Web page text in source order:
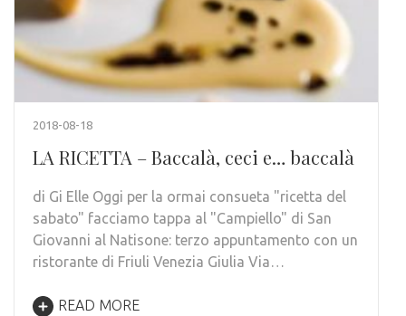
2018-08-18
LA RICETTA – Baccalà, ceci e… baccalà
di Gi Elle Oggi per la ormai consueta "ricetta del
sabato" facciamo tappa al "Campiello" di San
Giovanni al Natisone: terzo appuntamento con un
ristorante di Friuli Venezia Giulia Via…
READ MORE